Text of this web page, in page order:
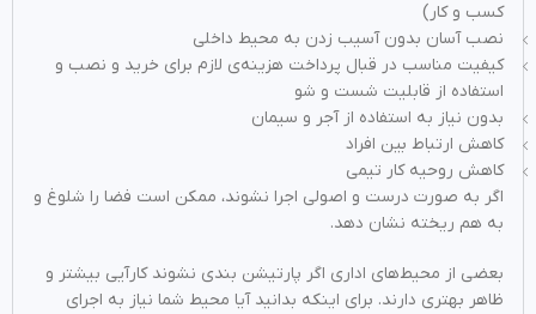
کسب و کار)
نصب آسان بدون آسیب زدن به محیط داخلی
کیفیت مناسب در قبال پرداخت هزینه‌‎ی لازم برای خرید و نصب و
استفاده از قابلیت شست و شو
بدون نیاز به استفاده از آجر و سیمان
کاهش ارتباط بین افراد
کاهش روحیه کار تیمی
اگر به صورت درست و اصولی اجرا نشوند، ممکن است فضا را شلوغ و
به هم ریخته نشان دهد.
بعضی از محیط‌‌های اداری اگر پارتیشن بندی نشوند کارآیی بیشتر و
ظاهر بهتری دارند. برای اینکه بدانید آیا محیط شما نیاز به اجرای